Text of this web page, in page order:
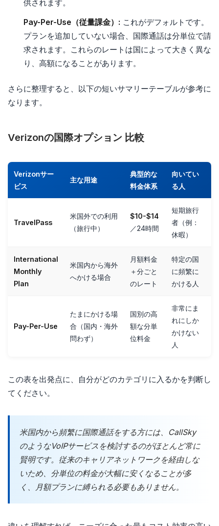
供されます。
Pay-Per-Use（従量課金）: これがデフォルトです。
プランを追加していない場合、国際通話は分単位で請
求されます。これらのレートは国によって大きく異な
り、高額になることがあります。
さらに整理すると、以下の短いサマリーテーブルが参考に
なります。
Verizonの国際オプション 比較
Verizonサー
ビス
主な用途
典型的な
料金体系
向いてい
る人
TravelPass
米国外での利用
（旅行中）
$10-$14
／24時間
短期旅行
者（例：
休暇）
International
Monthly
Plan
米国内から海外
へかける場合
月額料金
＋分ごと
のレート
特定の国
に頻繁に
かける人
Pay-Per-Use
たまにかける場
合（国内・海外
問わず）
国別の高
額な分単
位料金
非常にま
れにしか
かけない
人
この表を出発点に、自分がどのカテゴリに入るかを判断し
てください。
米国内から頻繁に国際通話をする方には、CallSky
のようなVoIPサービスを検討するのがほとんど常に
賢明です。従来のキャリアネットワークを経由しな
いため、分単位の料金が大幅に安くなることが多
く、月額プランに縛られる必要もありません。